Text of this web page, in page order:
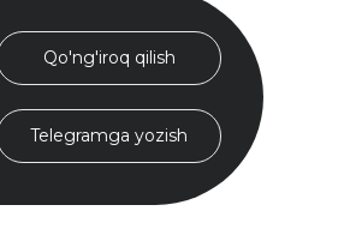
Qo'ng'iroq qilish
Telegramga yozish